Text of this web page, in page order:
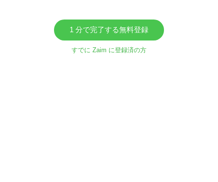
1 分で完了する無料登録
すでに Zaim に登録済の方